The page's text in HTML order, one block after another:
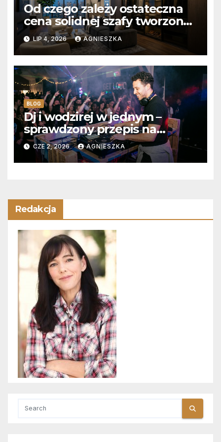
Od czego zależy ostateczna
cena solidnej szafy tworzonej
na wymiar?
LIP 4, 2026 AGNIESZKA
BLOG
Dj i wodzirej w jednym –
sprawdzony przepis na
niezapomniane wesele z
pełnym parkietem
CZE 2, 2026 AGNIESZKA
Redakcja